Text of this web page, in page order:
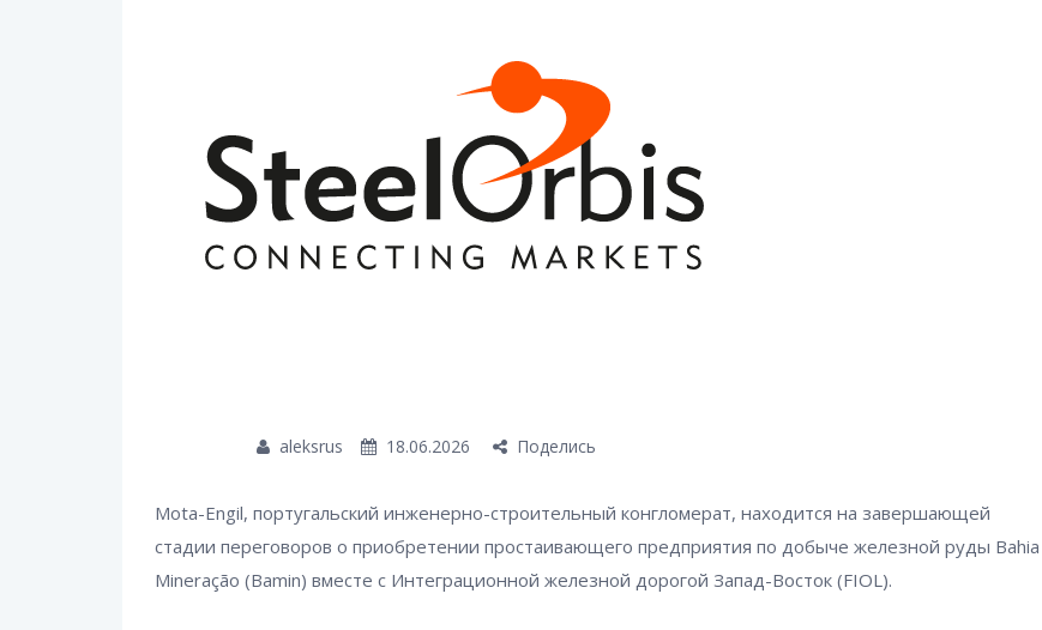
aleksrus 18.06.2026 Поделись
Mota-Engil, португальский инженерно-строительный конгломерат, находится на завершающей
стадии переговоров о приобретении простаивающего предприятия по добыче железной руды Bahia
Mineração (Bamin) вместе с Интеграционной железной дорогой Запад-Восток (FIOL).